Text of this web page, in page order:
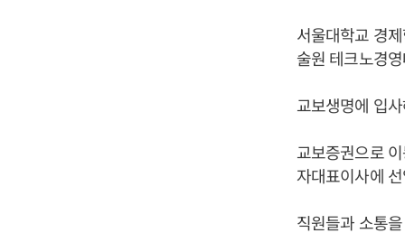
서울대학교 경
술원 테크노경
교보생명에 입
교보증권으로
자대표이사에
직원들과 소통